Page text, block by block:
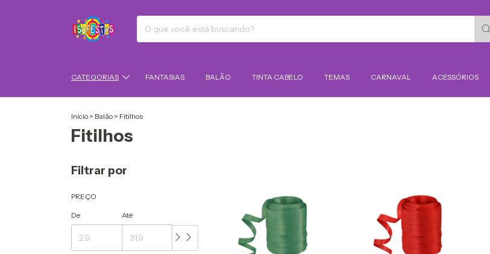
CATEGORIAS FANTASIAS BALÃO TINTA CABELO TEMAS CARNAVAL ACESSÓRIOS
Início > Balão > Fitilhos
Fitilhos
Filtrar por
PREÇO
De Até